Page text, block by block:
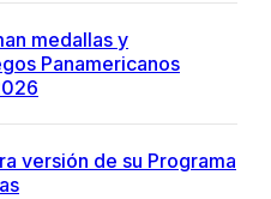
medallas y
Panamericanos
versión de su Programa